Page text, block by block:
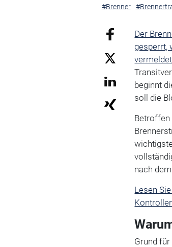
#Brenner
Der
gesperrt,
beginnt
soll die
Betroffen
nach
Lesen
Grund